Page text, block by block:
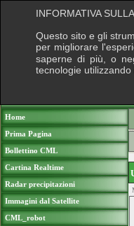
Home
Prima Pagina
Bollettino CML
Cartina Realtime
Radar precipitazioni
Immagini dal Satellite
CML_robot
INFORMATIVA
Questo sito e gli
per migliorare
saperne di più, o
tecnologie